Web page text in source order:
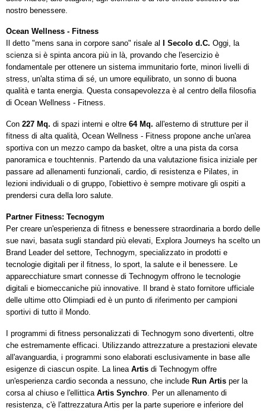
nostro benessere.
Ocean Wellness - Fitness
Il detto "mens sana in corpore sano" risale al
I Secolo d.C. Oggi, la
scienza si è spinta ancora più in là, provando che l'esercizio è
fondamentale per ottenere un sistema immunitario forte, minori livelli di
stress, un'altastima di sé, un umore equilibrato, un sonno di buona
qualità e tanta energia. Questa consapevolezza è al centro della filosofia
di Ocean Wellness - Fitness.
Con 227 Mq. di spazi interni e oltre 64 Mq. all'esterno di strutture per il
fitness di alta qualità, Ocean Wellness - Fitness propone anche un'area
sportiva con un mezzo campo da basket, oltre a una pista da corsa
panoramica e touchtennis. Partendo da una valutazione fisica iniziale per
passare ad allenamenti funzionali, cardio, di resistenza e Pilates, in
lezioni individuali o di gruppo, l'obiettivo è sempre motivare gli ospiti a
prendersi cura della loro salute.
Partner Fitness: Tecnogym
Per creare un'esperienza di fitness e benessere straordinaria a bordo delle
sue navi, basata sugli standard più elevati, Explora Journeys ha scelto un
Brand Leader del settore, Technogym, specializzato in prodotti e
tecnologie digitali per il fitness, lo sport, la salute e il benessere. Le
apparecchiature smart connesse di Technogym offrono le tecnologie
digitali e biomeccaniche più innovative. Il brand è stato fornitore ufficiale
delle ultime otto Olimpiadi ed è un punto di riferimento per campioni
sportivi di tutto il Mondo.
I programmi di fitness personalizzati di Technogym sono divertenti, oltre
che estremamente efficaci. Utilizzando attrezzature a prestazioni elevate
all'avanguardia, i programmi sono elaborati esclusivamente in base alle
esigenze di ciascun ospite. La linea Artis di Technogym offre
un'esperienza cardio seconda a nessuno, che include Run Artis per la
corsa al chiuso e l'ellittica Artis Synchro . Per un allenamento di
resistenza, c'è l'attrezzatura Artis per la parte superiore e inferiore del